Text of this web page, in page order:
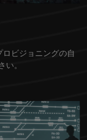
ビジョニングの自
。